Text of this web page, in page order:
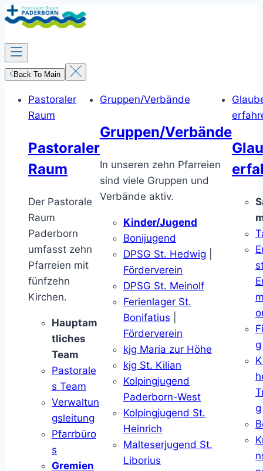
Zum
Inhalt
springen
Back To Main
Pastoraler
Raum
Pastoraler
Raum
Der Pastorale
Raum
Paderborn
umfasst zehn
Pfarreien mit
fünfzehn
Kirchen.
Hauptam
tliches
Team
Pastorale
s Team
Verwaltun
gsleitung
Pfarrbüro
s
Gremien
Gruppen/Verbände
Gruppen/Verbände
In unseren zehn Pfarreien
sind viele Gruppen und
Verbände aktiv.
Kinder/Jugend
Bonijugend
DPSG St. Hedwig
Förderverein
DPSG St. Meinolf
Ferienlager St.
Bonifatius
Förderverein
kjg Maria zur Höhe
kjg St. Kilian
Kolpingjugend
Paderborn-West
Kolpingjugend St.
Heinrich
Malteserjugend St.
Liborius
g
g